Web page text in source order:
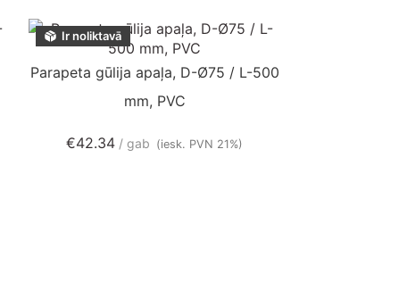
Ir noliktavā
Parapeta gūlija apaļa, D-Ø75 / L-500
mm, PVC
€42.34 gab (iesk. PVN 21%)